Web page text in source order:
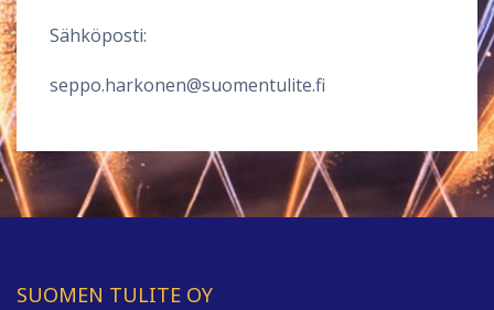
Sähköposti:
seppo.harkonen@suomentulite.fi
SUOMEN TULITE OY